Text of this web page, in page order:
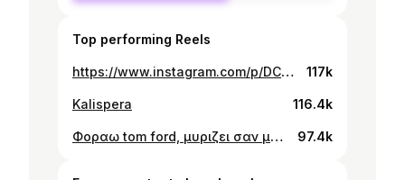
Top performing Reels
https://www.instagram.com/p/DC9yFxIic-2/ 117k
Kalispera 116.4k
Φοραω tom ford, μυριζει σαν μανταρινι 97.4k